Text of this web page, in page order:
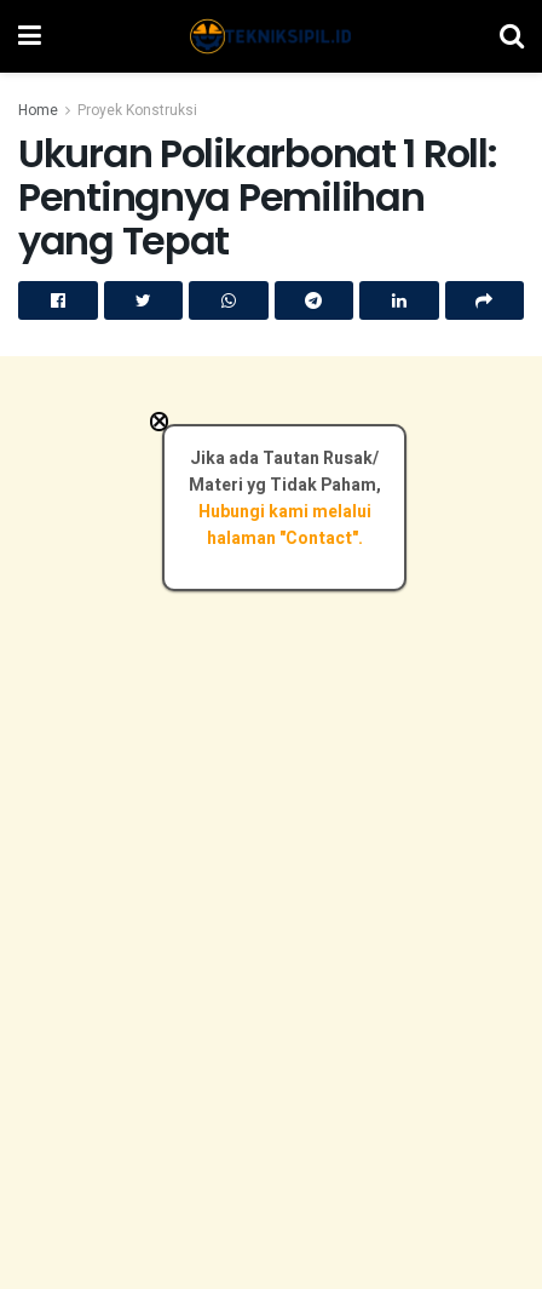
Home Proyek Konstruksi
Ukuran Polikarbonat 1 Roll:
Pentingnya Pemilihan
yang Tepat
Jika ada Tautan Rusak/
Materi yg Tidak Paham,
Hubungi kami melalui
halaman "Contact".
×